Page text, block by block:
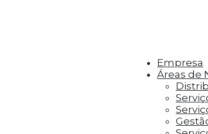
aos visitantes anúncios
Empresa
Áreas de